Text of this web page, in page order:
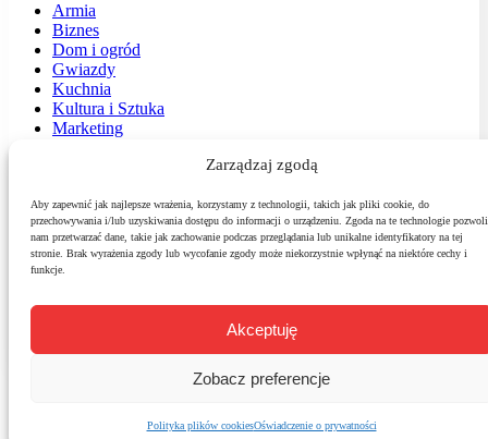
Zarządzaj zgodą
Aby zapewnić jak najlepsze wrażenia, korzystamy z technologii, takich jak pliki cookie, do
przechowywania i/lub uzyskiwania dostępu do informacji o urządzeniu. Zgoda na te technologie pozwoli
nam przetwarzać dane, takie jak zachowanie podczas przeglądania lub unikalne identyfikatory na tej
stronie. Brak wyrażenia zgody lub wycofanie zgody może niekorzystnie wpłynąć na niektóre cechy i
funkcje.
Akceptuję
Zobacz preferencje
Polityka plików cookiesOświadczenie o prywatności
Armia
Biznes
Dom i ogród
Gwiazdy
Kuchnia
Kultura i Sztuka
Marketing
Podróże
Polityka
Sport
Środowisko
Technologie